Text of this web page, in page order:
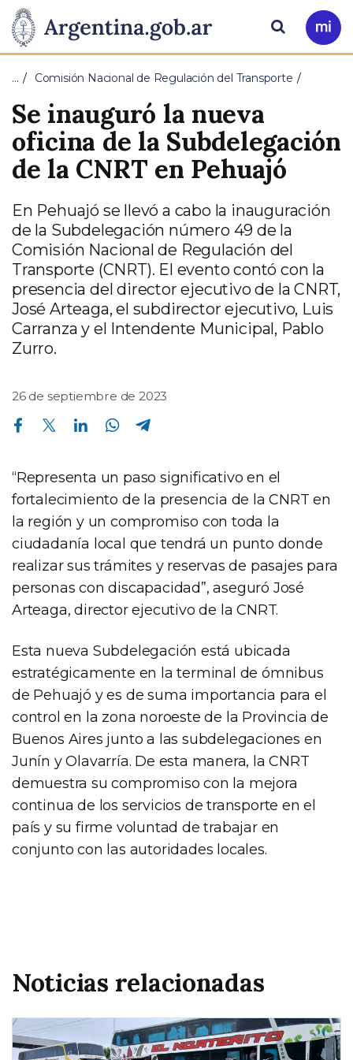
Presidencia
de
la
Nación
Pasar al contenido principal
Ir
a
Buscar
… Comisión Nacional de Regulación del Transporte
Se inauguró la nueva
oficina de la Subdelegación
de la CNRT en Pehuajó
En Pehuajó se llevó a cabo la inauguración
de la Subdelegación número 49 de la
Comisión Nacional de Regulación del
Transporte (CNRT). El evento contó con la
presencia del director ejecutivo de la CNRT,
José Arteaga, el subdirector ejecutivo, Luis
Carranza y el Intendente Municipal, Pablo
Zurro.
26 de septiembre de 2023
Compartir en Facebook Compartir en Twitter Compartir en Linkedin Compartir en Whatsapp
“Representa un paso significativo en el
fortalecimiento de la presencia de la CNRT en
la región y un compromiso con toda la
ciudadanía local que tendrá un punto donde
realizar sus trámites y reservas de pasajes para
personas con discapacidad”, aseguró José
Arteaga, director ejecutivo de la CNRT.
Esta nueva Subdelegación está ubicada
estratégicamente en la terminal de ómnibus
de Pehuajó y es de suma importancia para el
control en la zona noroeste de la Provincia de
Buenos Aires junto a las subdelegaciones en
Junín y Olavarría. De esta manera, la CNRT
demuestra su compromiso con la mejora
continua de los servicios de transporte en el
país y su firme voluntad de trabajar en
conjunto con las autoridades locales.
Noticias relacionadas